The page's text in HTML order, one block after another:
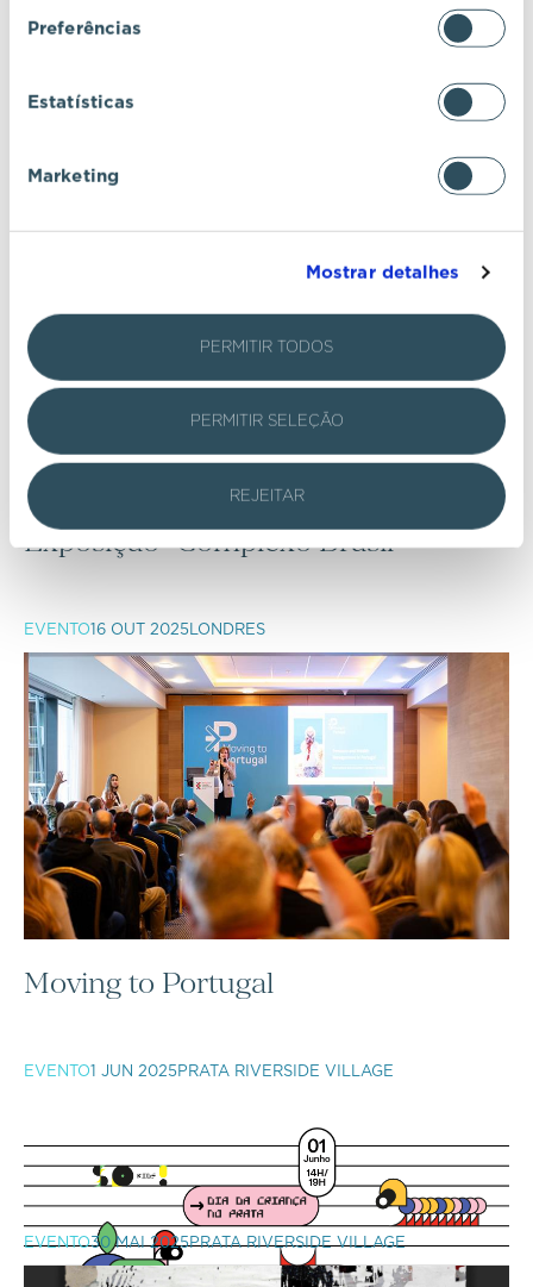
Preferências
Estatísticas
Marketing
Mostrar detalhes
PERMITIR TODOS
PERMITIR SELEÇÃO
REJEITAR
SO!CHRISTMAS
EVENTO14 NOV 2025
Exposição "Complexo Brasil"
EVENTO16 OUT 2025 LONDRES
Moving to Portugal
EVENTO1 JUN 2025PRATA RIVERSIDE VILLAGE
EVENTO30 MAI 2025PRATA RIVERSIDE VILLAGE